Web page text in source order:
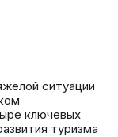
ситуации
ключевых
туризма